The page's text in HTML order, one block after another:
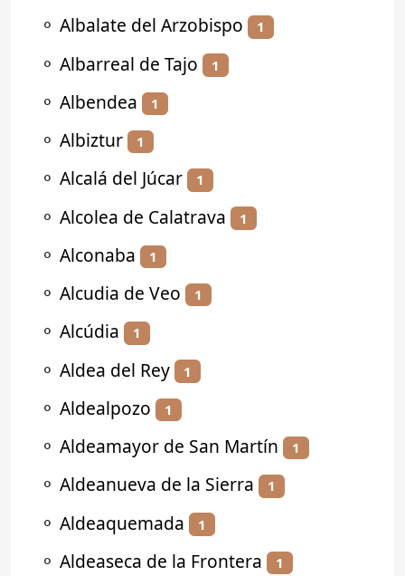
⚬ Albalate del Arzobispo 1
⚬ Albarreal de Tajo 1
⚬ Albendea 1
⚬ Albiztur 1
⚬ Alcalá del Júcar 1
⚬ Alcolea de Calatrava 1
⚬ Alconaba 1
⚬ Alcudia de Veo 1
⚬ Alcúdia 1
⚬ Aldea del Rey 1
⚬ Aldealpozo 1
⚬ Aldeamayor de San Martín 1
⚬ Aldeanueva de la Sierra 1
⚬ Aldeaquemada 1
⚬ Aldeaseca de la Frontera 1